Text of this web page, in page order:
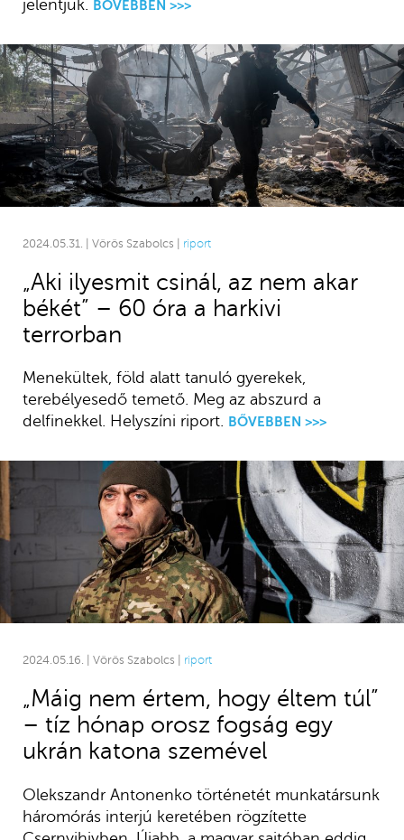
jelentjük.
BŐVEBBEN >>>
2024.05.31. | Vörös Szabolcs | riport
„Aki ilyesmit csinál, az nem akar
békét” – 60 óra a harkivi
terrorban
Menekültek, föld alatt tanuló gyerekek,
terebélyesedő temető. Meg az abszurd a
delfinekkel. Helyszíni riport. BŐVEBBEN >>>
2024.05.16. | Vörös Szabolcs | riport
„Máig nem értem, hogy éltem túl”
– tíz hónap orosz fogság egy
ukrán katona szemével
Olekszandr Antonenko történetét munkatársunk
háromórás interjú keretében rögzítette